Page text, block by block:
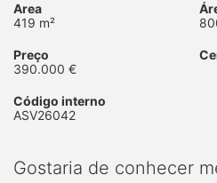
Area
419 m²
Preço
390.000 €
Código interno
ASV26042
Gostaria de conhecer